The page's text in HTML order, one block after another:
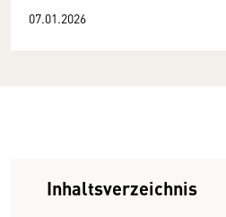
07.01.2026
Inhaltsverzeichnis